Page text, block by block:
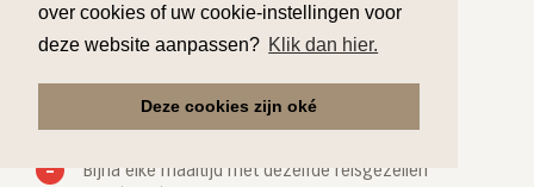
over cookies of uw cookie-instellingen voor
deze website aanpassen? Klik dan hier.
Deze cookies zijn oké
Door De Vlaminck Jean op 01 september 2018
getimed.
Elke morgen een reisverslag van de vorige dag.
Bijna elke maaltijd met dezelfde reisgezellen